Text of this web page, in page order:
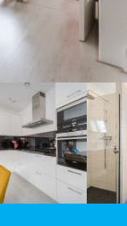
1505 GJ